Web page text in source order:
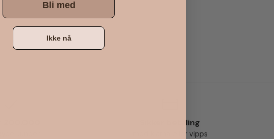
Sikker betaling
med klarna eller vipps
Bli med
Ikke nå